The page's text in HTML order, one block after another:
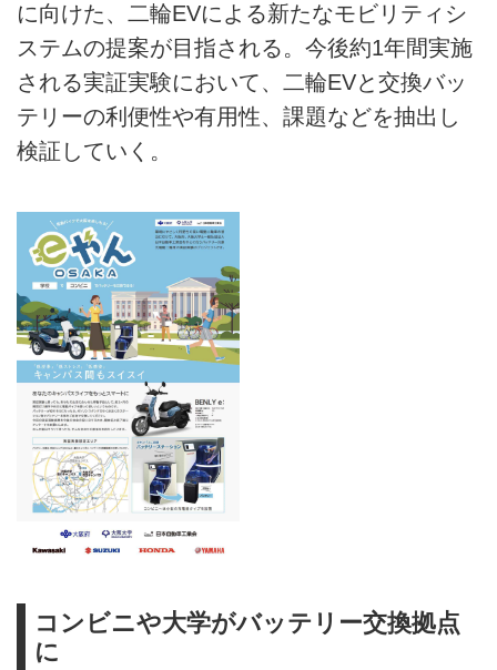
に向けた、二輪EVによる新たなモビリティシ
ステムの提案が目指される。今後約1年間実施
される実証実験において、二輪EVと交換バッ
テリーの利便性や有用性、課題などを抽出し
検証していく。
コンビニや大学がバッテリー交換拠点
に